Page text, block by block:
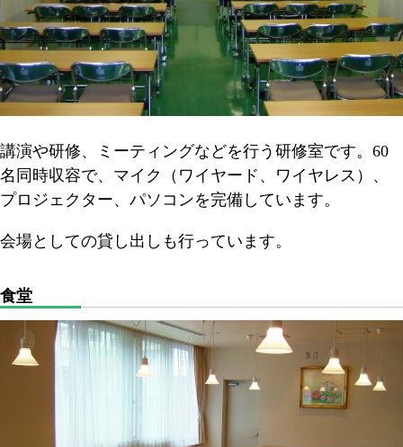
講演や研修、ミーティングなどを行う研修室です。60
名同時収容で、マイク（ワイヤード、ワイヤレス）、
プロジェクター、パソコンを完備しています。
会場としての貸し出しも行っています。
食堂